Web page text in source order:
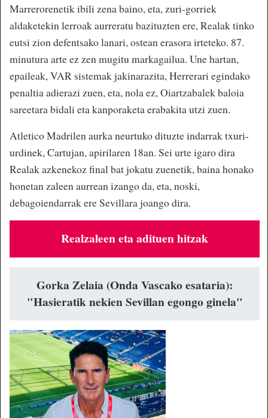
Marrerorenetik ibili zena baino, eta, zuri-gorriek
aldaketekin lerroak aurreratu bazituzten ere, Realak tinko
eutsi zion defentsako lanari, ostean erasora irteteko. 87.
minutura arte ez zen mugitu markagailua. Une hartan,
epaileak, VAR sistemak jakinarazita, Herrerari egindako
penaltia adierazi zuen, eta, nola ez, Oiartzabalek baloia
sareetara bidali eta kanporaketa erabakita utzi zuen.
Atletico Madrilen aurka neurtuko dituzte indarrak txuri-
urdinek, Cartujan, apirilaren 18an. Sei urte igaro dira
Realak azkenekoz final bat jokatu zuenetik, baina honako
honetan zaleen aurrean izango da, eta, noski,
debagoiendarrak ere Sevillara joango dira.
Realzaleen eta adituen hitzak
Gorka Zelaia (Onda Vascako esataria):
"Hasieratik nekien Sevillan egongo ginela"